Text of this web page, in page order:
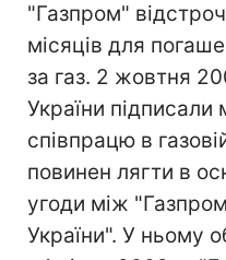
"Газпром"
місяців для
за газ. 2 жовтня
України
співпрацю в
повинен лягти в
угоди між
України". У ньому